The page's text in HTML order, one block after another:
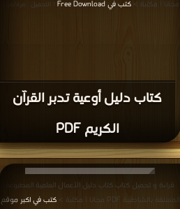
كتاب دليل أوعية تدبر القرآن
الكريم PDF
مجانا | مكتبة > كتب في Free Download | التحميل : مرة/مرات
قراءة و تحميل كتاب كتاب دليل الأعمال العلمية المطبوعة
المتعلقة بالشاطبية PDF مجانا | مكتبة >
كتب في اكبر موقع